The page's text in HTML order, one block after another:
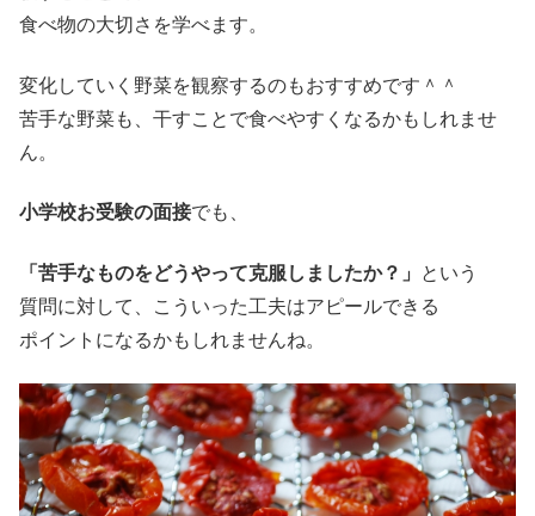
食べ物の大切さを学べます。
変化していく野菜を観察するのもおすすめです＾＾
苦手な野菜も、干すことで食べやすくなるかもしれませ
ん。
小学校お受験の面接でも、
「苦手なものをどうやって克服しましたか？」
という
質問に対して、こういった工夫はアピールできる
ポイントになるかもしれませんね。